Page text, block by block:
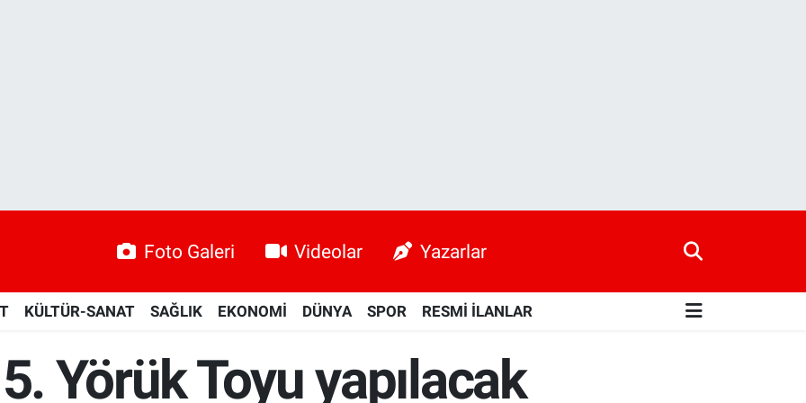
Foto Galeri Videolar Yazarlar
KÜLTÜR-SANAT SAĞLIK EKONOMİ DÜNYA SPOR RESMİ İLANLAR
5. Yörük Toyu yapılacak